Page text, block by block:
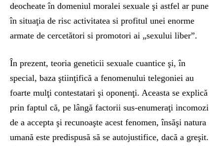
deocheate în domeniul moralei sexuale şi astfel ar pune
în situaţia de risc activitatea si profitul unei enorme
armate de cercetători si promotori ai „sexului liber”.
În prezent, teoria geneticii sexuale cuantice şi, în
special, baza ştiinţifică a fenomenului telegoniei au
foarte mulţi contestatari şi oponenţi. Aceasta se explică
prin faptul că, pe lângă factorii sus-enumeraţi incomozi
de a accepta şi recunoaşte acest fenomen, însăşi natura
umană este predispusă să se autojustifice, dacă a greşit.